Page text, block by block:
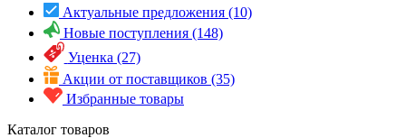
Актуальные предложения (10)
Новые поступления (148)
Уценка (27)
Акции от поставщиков (35)
Избранные товары
Каталог товаров